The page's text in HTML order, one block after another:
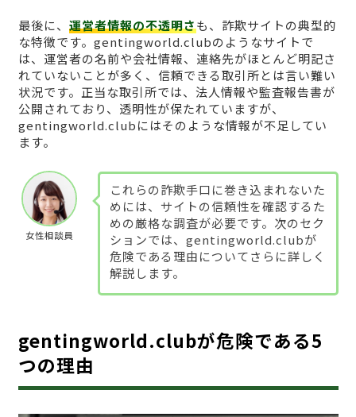
最後に、 運営者情報の不透明さも、詐欺サイトの典型的
な特徴です。gentingworld.clubのようなサイトで
は、運営者の名前や会社情報、連絡先がほとんど明記さ
れていないことが多く、信頼できる取引所とは言い難い
状況です。正当な取引所では、法人情報や監査報告書が
公開されており、透明性が保たれていますが、
gentingworld.clubにはそのような情報が不足してい
ます。
女性相談員
これらの詐欺手口に巻き込まれないた
めには、サイトの信頼性を確認するた
めの厳格な調査が必要です。次のセク
ションでは、gentingworld.clubが
危険である理由についてさらに詳しく
解説します。
gentingworld.clubが危険である5
つの理由